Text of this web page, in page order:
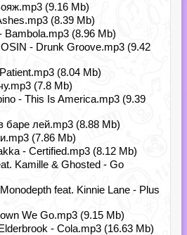
(9.16 Mb)
(8.39 Mb)
Bambola.mp3 (8.96 Mb)
- Drunk Groove.mp3 (9.42
(8.04 Mb)
(7.8 Mb)
- This Is America.mp3 (9.39
баре лей.mp3 (8.88 Mb)
(7.86 Mb)
- Certified.mp3 (8.12 Mb)
Kamille & Ghosted - Go
feat. Kinnie Lane - Plus
We Go.mp3 (9.15 Mb)
- Cola.mp3 (16.63 Mb)